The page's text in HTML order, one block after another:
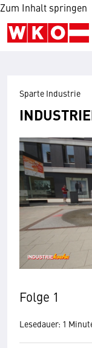
Zum Inhalt springen
Sparte Industrie
Folge 1
Lesedauer: 1
Wir